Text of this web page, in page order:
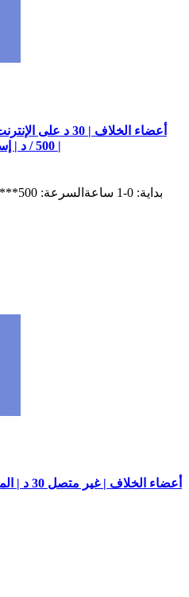
500 / د | إسقاط ممكن | لا عبوة | القاعدة 2 |